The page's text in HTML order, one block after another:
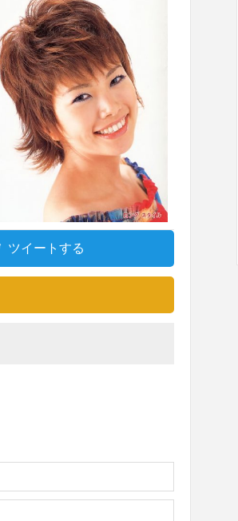
ツイートする